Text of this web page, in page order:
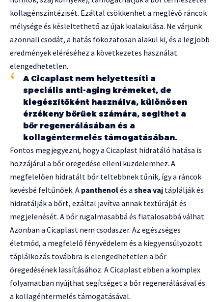
kollagénszintézisét. Ezáltal csökkenhet a meglévő ráncok
mélysége és késleltethető az újak kialakulása. Ne várjunk
azonnali csodát, a hatás fokozatosan alakul ki, és a legjobb
eredmények eléréséhez a következetes használat
elengedhetetlen.
A Cicaplast nem helyettesíti a
speciális anti-aging krémeket, de
kiegészítőként használva, különösen
érzékeny bőrűek számára, segíthet a
bőr regenerálásában és a
kollagéntermelés támogatásában.
Fontos megjegyezni, hogy a Cicaplast hidratáló hatása is
hozzájárul a bőr öregedése elleni küzdelemhez. A
megfelelően hidratált bőr teltebbnek tűnik, így a ráncok
kevésbé feltűnőek. A panthenolés a shea vaj táplálják és
hidratálják a bőrt, ezáltal javítva annak textúráját és
megjelenését. A bőr rugalmasabbá és fiatalosabbá válhat.
Azonban a Cicaplast nem csodaszer. Az egészséges
életmód, a megfelelő fényvédelem és a kiegyensúlyozott
táplálkozás továbbra is elengedhetetlen a bőr
öregedésének lassításához. A Cicaplast ebben a komplex
folyamatban nyújthat segítséget a bőr regenerálásával és
a kollagéntermelés támogatásával.